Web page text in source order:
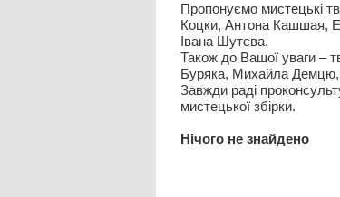
Пропонуємо мистецькі
Коцки, Антона Кашшая,
Івана Шутєва.
Також до Вашої уваги –
Буряка, Михайла
Завжди раді
мистецької збірки.
Нiчого не знайдено